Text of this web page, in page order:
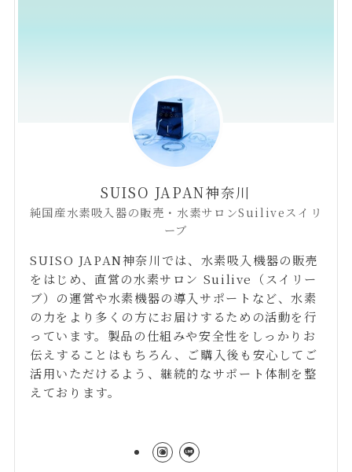
SUISO JAPAN神奈川
純国産水素吸入器の販売・水素サロンSuiliveスイリ
ーブ
SUISO JAPAN神奈川では、水素吸入機器の販売
をはじめ、直営の水素サロン Suilive（スイリー
ブ）の運営や水素機器の導入サポートなど、水素
の力をより多くの方にお届けするための活動を行
っています。製品の仕組みや安全性をしっかりお
伝えすることはもちろん、ご購入後も安心してご
活用いただけるよう、継続的なサポート体制を整
えております。